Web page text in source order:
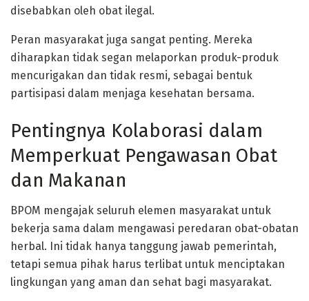
disebabkan oleh obat ilegal.
Peran masyarakat juga sangat penting. Mereka
diharapkan tidak segan melaporkan produk-produk
mencurigakan dan tidak resmi, sebagai bentuk
partisipasi dalam menjaga kesehatan bersama.
Pentingnya Kolaborasi dalam
Memperkuat Pengawasan Obat
dan Makanan
BPOM mengajak seluruh elemen masyarakat untuk
bekerja sama dalam mengawasi peredaran obat-obatan
herbal. Ini tidak hanya tanggung jawab pemerintah,
tetapi semua pihak harus terlibat untuk menciptakan
lingkungan yang aman dan sehat bagi masyarakat.